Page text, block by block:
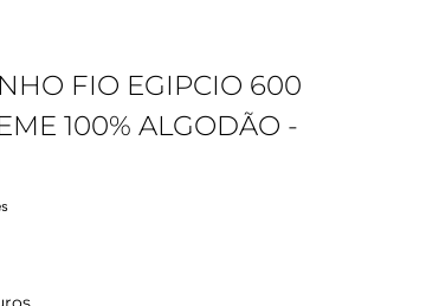
FIO EGIPCIO 600
100% ALGODÃO -